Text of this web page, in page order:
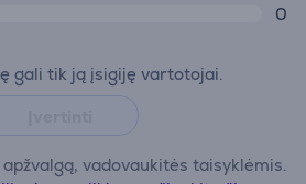
0
gali tik ją įsigiję vartotojai.
vadovaukitės taisyklėmis.